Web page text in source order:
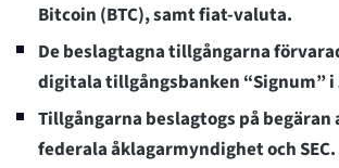
Bitcoin (BTC), samt fiat-valuta.
De beslagtagna tillgångarna
digitala tillgångsbanken “Signum” i
Tillgångarna beslagtogs på begäran
federala åklagarmyndighet och SEC.